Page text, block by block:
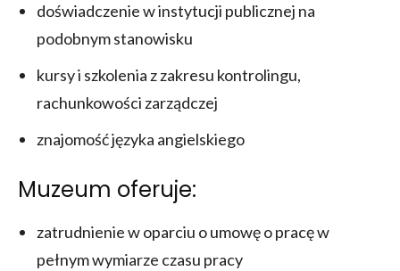
doświadczenie w instytucji publicznej na
podobnym stanowisku
kursy i szkolenia z zakresu kontrolingu,
rachunkowości zarządczej
znajomość języka angielskiego
Muzeum oferuje:
zatrudnienie w oparciu o umowę o pracę w
pełnym wymiarze czasu pracy